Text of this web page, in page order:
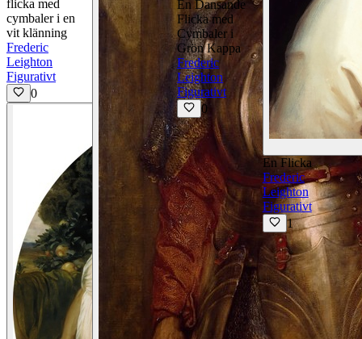
flicka med
cymbaler i en
vit klänning
Frederic
Leighton
Figurativt
0
En Dansande
Flicka med
Cymbaler i
Grön Kappa
Frederic
Leighton
Figurativt
0
En Flicka
Frederic
Leighton
Figurativt
1